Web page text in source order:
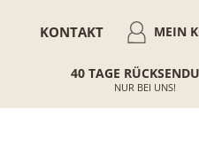
MEIN
KONTAKT
40 TAGE
NUR BEI UNS!